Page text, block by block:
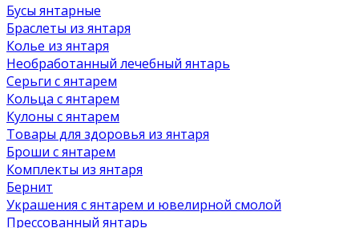
Бусы янтарные
Браслеты из янтаря
Колье из янтаря
Необработанный лечебный янтарь
Серьги с янтарем
Кольца с янтарем
Кулоны с янтарем
Товары для здоровья из янтаря
Броши с янтарем
Комплекты из янтаря
Бернит
Украшения с янтарем и ювелирной смолой
Прессованный янтарь